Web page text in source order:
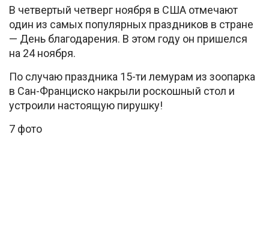
В четвертый четверг ноября в США отмечают
один из самых популярных праздников в стране
— День благодарения. В этом году он пришелся
на 24 ноября.
По случаю праздника 15-ти лемурам из зоопарка
в Сан-Франциско накрыли роскошный стол и
устроили настоящую пирушку!
7 фото